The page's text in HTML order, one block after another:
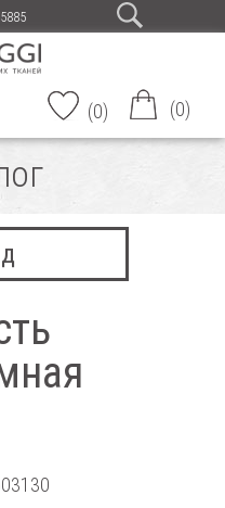
(0) (0)